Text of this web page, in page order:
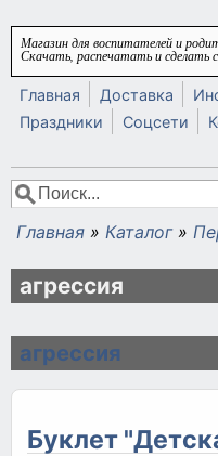
Перейти к основному
Магазин для воспитателей и
Скачать, распечатать и сделать
Главная Доставка
Праздники
Соцсети
Форма поиска
Поиск
Вы здесь
Главная » Каталог »
агрессия
агрессия
Буклет